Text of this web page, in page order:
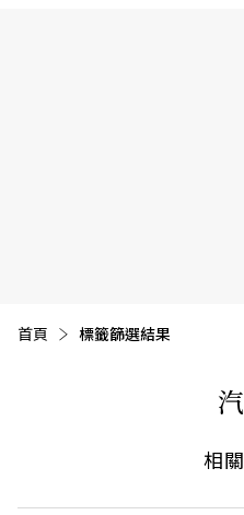
首頁 目前頁面：
標籤篩選結果
相